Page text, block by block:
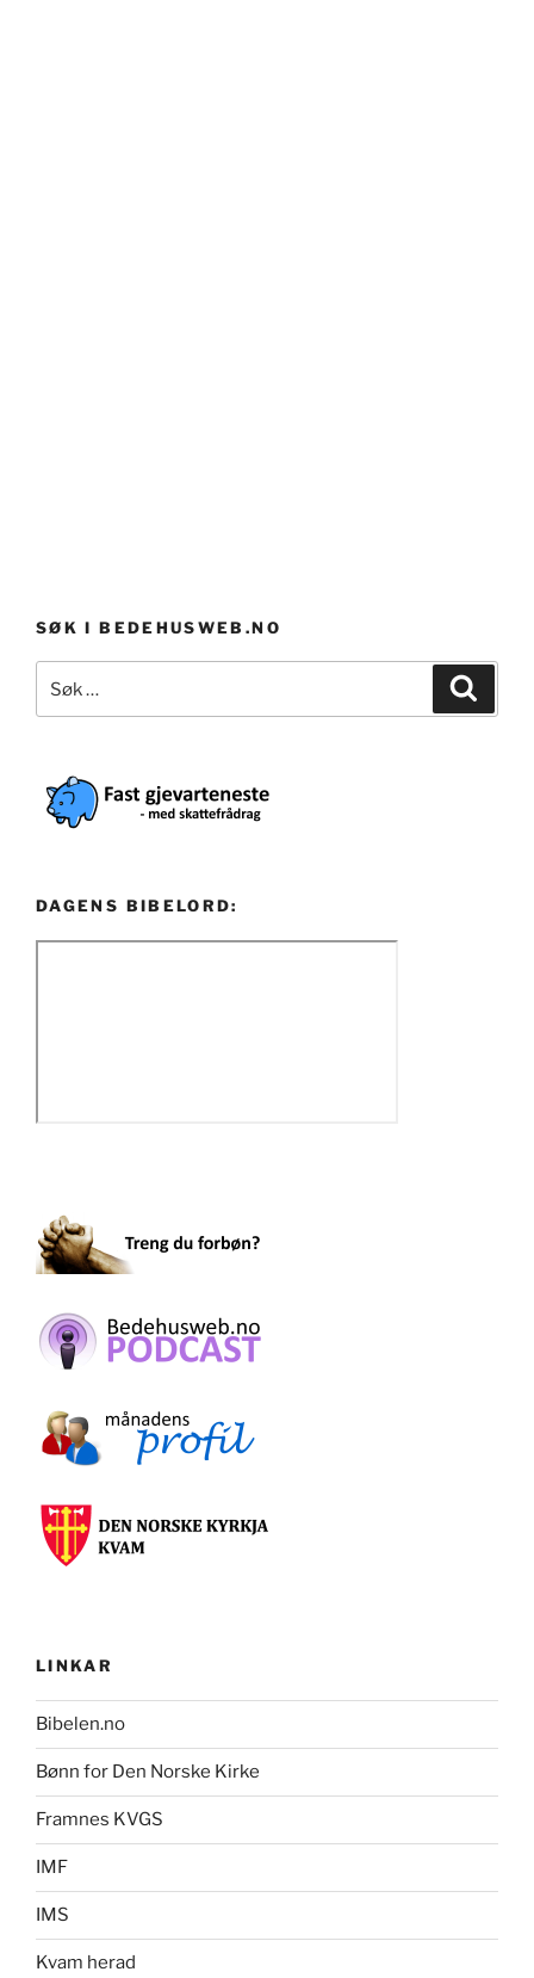
SØK I BEDEHUSWEB.NO
etter:
DAGENS BIBELORD:
LINKAR
Bibelen.no
Bønn for Den Norske Kirke
Framnes KVGS
IMF
IMS
Kvam herad